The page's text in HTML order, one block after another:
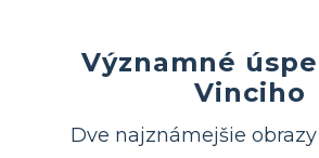
Významné
Vinciho
Dve najznámejšie